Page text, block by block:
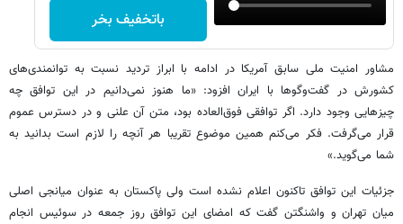
باتخفیف بخر
مشاور امنیت ملی سابق آمریکا در ادامه با ابراز تردید نسبت به توانمندی‌های
کشورش در گفت‌وگوها با ایران افزود: «ما هنوز نمی‌دانیم در این توافق چه
چیزهایی وجود دارد. اگر توافقی فوق‌العاده بود، متن آن علنی و در دسترس عموم
قرار می‌گرفت. فکر می‌کنم همین موضوع تقریبا هر آنچه را لازم است بدانید به
شما می‌گوید.»
جزئیات این توافق تاکنون اعلام نشده است ولی پاکستان به عنوان میانجی اصلی
میان تهران و واشنگتن گفت که امضای این توافق روز جمعه در سوئیس انجام